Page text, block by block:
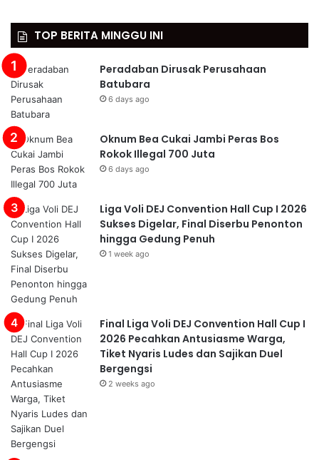
TOP BERITA MINGGU INI
Peradaban Dirusak Perusahaan
Batubara
6 days ago
Oknum Bea Cukai Jambi Peras Bos
Rokok Illegal 700 Juta
6 days ago
Liga Voli DEJ Convention Hall Cup I 2026
Sukses Digelar, Final Diserbu Penonton
hingga Gedung Penuh
1 week ago
Final Liga Voli DEJ Convention Hall Cup I
2026 Pecahkan Antusiasme Warga,
Tiket Nyaris Ludes dan Sajikan Duel
Bergengsi
2 weeks ago